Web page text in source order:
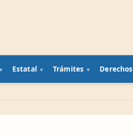
Estatal Trámites Derechos